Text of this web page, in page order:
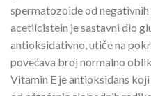
spermatozoide od
acetilcistein je sastavni dio
antioksidativno, utiče na
povećava broj normalno
Vitamin E je antioksidans